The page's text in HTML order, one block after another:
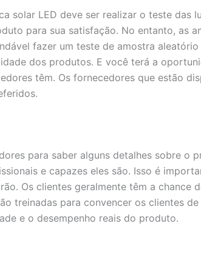
solar LED deve ser realizar o teste das
para sua satisfação. No entanto, as
fazer um teste de amostra
dos produtos. E você terá a
têm. Os fornecedores que estão
para saber alguns detalhes sobre o
e capazes eles são. Isso é
Os clientes geralmente têm a chance
treinadas para convencer os clientes
e o desempenho reais do produto.